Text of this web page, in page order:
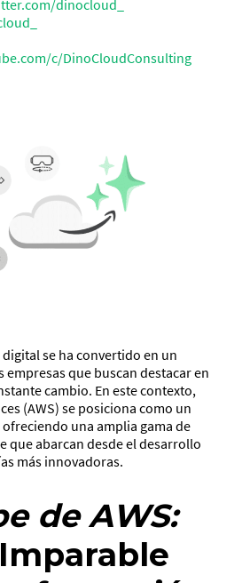
dinocloud_
c/DinoCloudConsulting
se ha convertido en un
empresas que buscan destacar en
cambio. En este contexto,
(AWS) se posiciona como un
una amplia gama de
que abarcan desde el desarrollo
más innovadoras.
de AWS: